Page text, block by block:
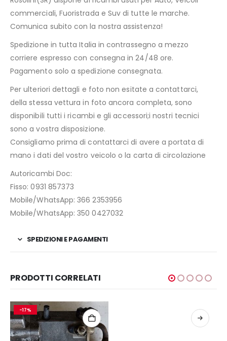
commerciali, Fuoristrada e Suv di tutte le marche.
Comunica subito con la nostra assistenza!
Spedizione in tutta Italia in contrassegno a mezzo
corriere espresso con consegna in 24/48 ore.
Pagamento solo a spedizione consegnata.
Per ulteriori dettagli e foto non esitate a contattarci,
della stessa vettura in foto ancora completa, sono
disponibili tutti i ricambi e gli accessori;i nostri tecnici
sono a vostra disposizione.
Consigliamo prima di contattarci di avere a portata di
mano i dati del vostro veicolo o la carta di circolazione
Autoricambi Doc:
Fisso: 0931 857373
Mobile/WhatsApp: 366 2353956
Mobile/WhatsApp: 350 0427032
SPEDIZIONI E PAGAMENTI
PRODOTTI CORRELATI
-17%